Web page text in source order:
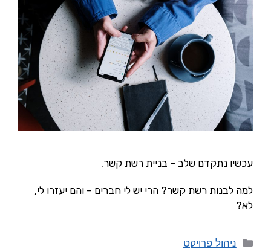
עכשיו נתקדם שלב – בניית רשת קשר.
למה לבנות רשת קשר? הרי יש לי חברים – והם יעזרו לי,
לא?
ניהול פרויקט